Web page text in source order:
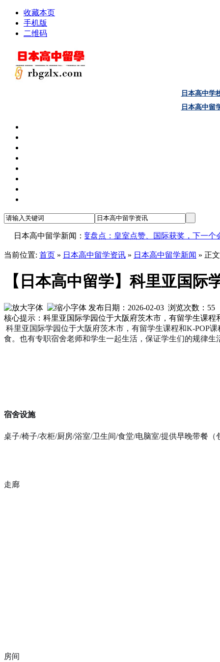
收藏本页
手机版
二维码
日本高中学
日本高中留
日本高中留学新闻：
SSH项目年度盘点：皇室点赞、国际获奖，下一个会是你吗
当前位置: 首页 » 日本高中留学资讯 » 日本高中留学新闻 » 正文
【日本高中留学】科里亚国际
发布日期：2026-02-03 浏览次数： 55
核心提示：科里亚国际学园位于大阪府茨木市，有留学生课
科里亚国际学园位于大阪府茨木市，有留学生课程和K-POP
食。也有专职宿舍老师和学生一起生活，保证学生们的规律生
宿舍设施
桌子/椅子/衣柜/厨房/浴室/卫生间/食堂/电脑室/提供早晚带餐（
走廊
房间